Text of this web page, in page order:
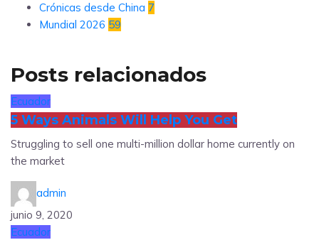
Crónicas desde China 7
Mundial 2026 59
Posts relacionados
Ecuador
5 Ways Animals Will Help You Get
Struggling to sell one multi-million dollar home currently on
the market
admin
junio 9, 2020
Ecuador